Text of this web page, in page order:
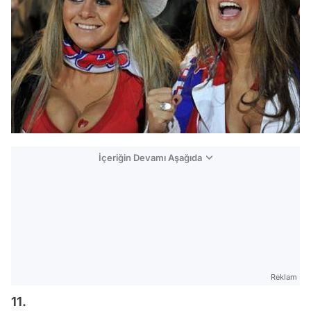
İçeriğin Devamı Aşağıda
Reklam
11.